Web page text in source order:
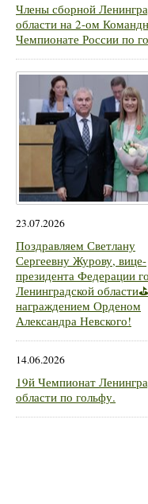
Члены сборной
области на 2-ом
Чемпионате России по
23.07.2026
Поздравляем Светлану
Сергеевну Журову, вице-
президента Федерации
Ленинградской
награждением Орденом
Александра Невского!
14.06.2026
19й Чемпионат
области по гольфу.